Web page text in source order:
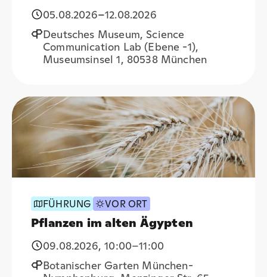
05.08.2026–12.08.2026
Deutsches Museum, Science
Communication Lab (Ebene -1),
Museumsinsel 1, 80538 München
FÜHRUNG VOR ORT
Pflanzen im alten Ägypten
09.08.2026,10:00–11:00
Botanischer Garten München-